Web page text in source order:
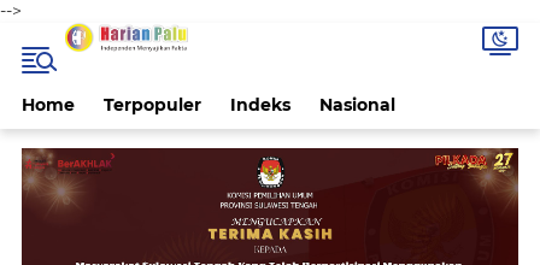
-->
Home Terpopuler Indeks Nasional